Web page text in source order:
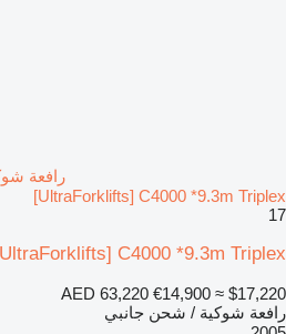
[UltraForklifts] C4000 *9.3m Triplex
17
C4000 *9.3m Triplex
AED 63,220 €14,900 ≈ $17,220
رافعة شوكية / شحن جانبي